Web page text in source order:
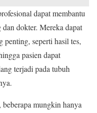
dapat membantu
dokter. Mereka dapat
penting, seperti hasil tes,
pasien dapat
terjadi pada tubuh
mungkin hanya